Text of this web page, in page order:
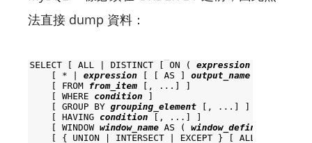
法直接 dump 資料：